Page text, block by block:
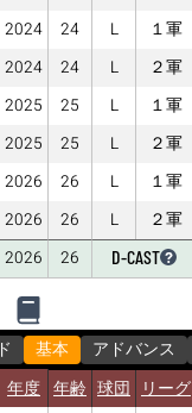
2024
24 L
１軍
2024
24 L
２軍
2025
25 L
１軍
2025
25 L
２軍
2026
26 L
１軍
2026
26 L
２軍
2026
26 D-CAST
基本 アドバンス
年度 年齢 球団 リーグ